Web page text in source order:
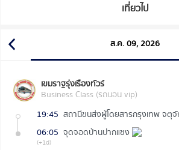
เที่ยวไป
ส.ค. 09, 2026
เขมราฐรุ่งเรืองทัวร์
Business Class (รถนอน vip)
19:45 สถานีขนส่งผู้โดยสารกรุงเทพ จตุ
06:05 จุดจอดบ้านปากแซง
(+1d)